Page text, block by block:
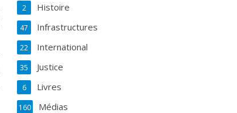
Histoire
2
Infrastructures
47
International
22
Justice
35
Livres
6
Médias
160